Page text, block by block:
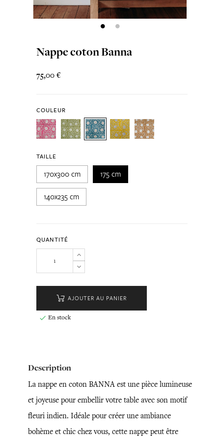
Nappe coton Banna
75,00 €
COULEUR
TAILLE
170x300 cm 175 cm
140x235 cm
QUANTITÉ
AJOUTER AU PANIER
 En stock
Description
La nappe en coton BANNA est une pièce lumineuse
et joyeuse pour embellir votre table avec son motif
fleuri indien. Idéale pour créer une ambiance
bohème et chic chez vous, cette nappe peut être